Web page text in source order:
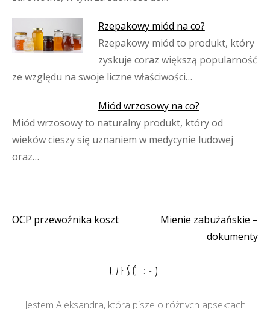
Rzepakowy miód na co?
Rzepakowy miód to produkt, który
zyskuje coraz większą popularność
ze względu na swoje liczne właściwości…
Miód wrzosowy na co?
Miód wrzosowy to naturalny produkt, który od
wieków cieszy się uznaniem w medycynie ludowej
oraz…
Nawigacja
OCP przewoźnika koszt
Mienie zabużańskie –
dokumenty
CZEŚĆ :-)
Jestem Aleksandra, która pisze o różnych apsektach